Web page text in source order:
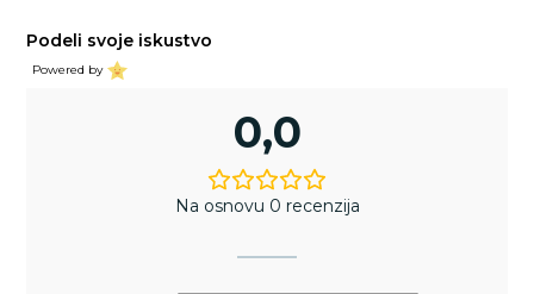
Podeli svoje iskustvo
Powered by
0,0
Na osnovu 0 recenzija